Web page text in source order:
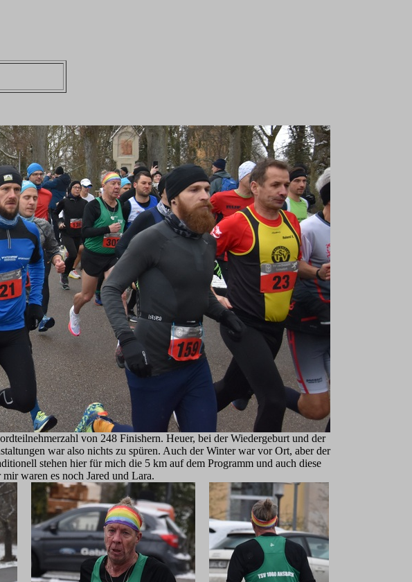
von 248 Finishern. Heuer, bei der Wiedergeburt und der
war also nichts zu spüren. Auch der Winter war vor Ort, aber der
stehen hier für mich die 5 km auf dem Programm und auch diese
waren es noch Jared und Lara.